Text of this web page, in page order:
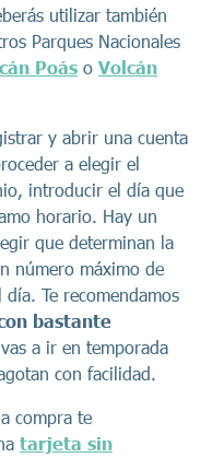
utilizar también
Parques Nacionales
Poás o Volcán
y abrir una cuenta
a elegir el
introducir el día que
horario. Hay un
que determinan la
número máximo de
Te recomendamos
bastante
a ir en temporada
con facilidad.
compra te
tarjeta sin